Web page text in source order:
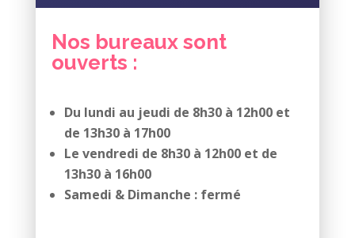
Nos bureaux sont
ouverts :
Du lundi au jeudi de 8h30 à 12h00 et
de 13h30 à 17h00
Le vendredi de 8h30 à 12h00 et de
13h30 à 16h00
Samedi & Dimanche : fermé